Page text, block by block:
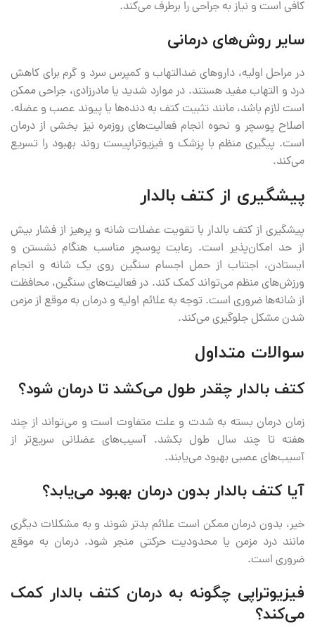
کافی است و نیاز به جراحی را برطرف می‌کند.
سایر روش‌های درمانی
در مراحل اولیه، داروهای ضدالتهاب و کمپرس سرد و گرم برای کاهش
درد و التهاب مفید هستند. در موارد شدید یا مادرزادی، جراحی ممکن
است لازم باشد، مانند تثبیت کتف به دنده‌ها یا پیوند عصب و عضله.
اصلاح پوسچر و نحوه انجام فعالیت‌های روزمره نیز بخشی از درمان
است. پیگیری منظم با پزشک و فیزیوتراپیست روند بهبود را تسریع
می‌کند.
پیشگیری از کتف بالدار
پیشگیری از کتف بالدار با تقویت عضلات شانه و پرهیز از فشار بیش
از حد امکان‌پذیر است. رعایت پوسچر مناسب هنگام نشستن و
ایستادن، اجتناب از حمل اجسام سنگین روی یک شانه و انجام
ورزش‌های منظم می‌تواند کمک کند. در فعالیت‌های سنگین، محافظت
از شانه‌ها ضروری است. توجه به علائم اولیه و درمان به موقع از مزمن
شدن مشکل جلوگیری می‌کند.
سوالات متداول
کتف بالدار چقدر طول می‌کشد تا درمان شود؟
زمان درمان بسته به شدت و علت متفاوت است و می‌تواند از چند
هفته تا چند سال طول بکشد. آسیب‌های عضلانی سریع‌تر از
آسیب‌های عصبی بهبود می‌یابند.
آیا کتف بالدار بدون درمان بهبود می‌یابد؟
خیر، بدون درمان ممکن است علائم بدتر شوند و به مشکلات دیگری
مانند درد مزمن یا محدودیت حرکتی منجر شود. درمان به موقع
ضروری است.
فیزیوتراپی چگونه به درمان کتف بالدار کمک
می‌کند؟